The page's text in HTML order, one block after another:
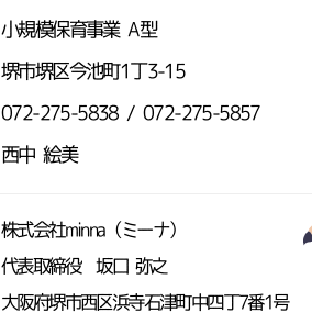
小規模保育事業 A型
堺市堺区今池町1丁3-15
072-275-5838 / 072-275-5857
西中 絵美
株式会社minna（ミーナ）
代表取締役 坂口 弥之
大阪府堺市西区浜寺石津町中四丁7番1号